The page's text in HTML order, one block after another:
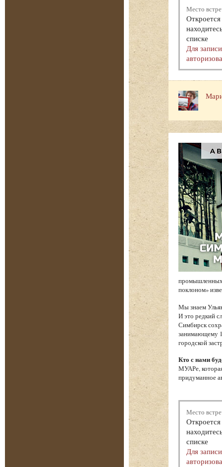
Место
списке
Для
промышленных
поклоном»
Мы знаем
И это редкий
Симбирск
занимающему
городской
Кто с нами
МУАРе,
придуманное
Место
списке
Для